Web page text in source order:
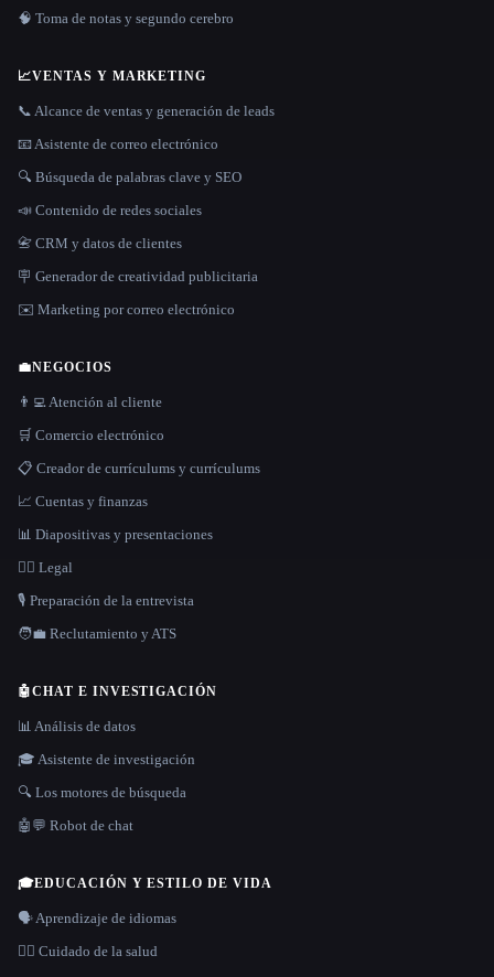
🧠 Toma de notas y segundo cerebro
📈VENTAS Y MARKETING
📞 Alcance de ventas y generación de leads
📧 Asistente de correo electrónico
🔍 Búsqueda de palabras clave y SEO
📣 Contenido de redes sociales
📇 CRM y datos de clientes
🪧 Generador de creatividad publicitaria
✉️ Marketing por correo electrónico
💼NEGOCIOS
👨‍💻 Atención al cliente
🛒 Comercio electrónico
📋 Creador de currículums y currículums
📈 Cuentas y finanzas
📊 Diapositivas y presentaciones
👩‍⚖️ Legal
🎙️ Preparación de la entrevista
🧑‍💼 Reclutamiento y ATS
🤖CHAT E INVESTIGACIÓN
📊 Análisis de datos
🎓 Asistente de investigación
🔍 Los motores de búsqueda
🤖💬 Robot de chat
🎓EDUCACIÓN Y ESTILO DE VIDA
🗣️ Aprendizaje de idiomas
👩‍⚕️ Cuidado de la salud